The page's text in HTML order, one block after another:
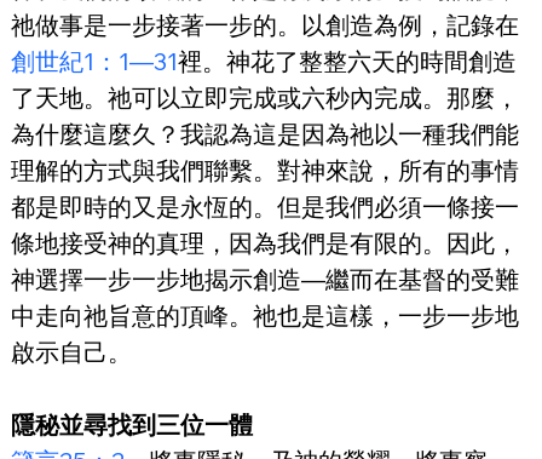
祂做事是一步接著一步的。以創造為例，記錄在
創世紀1：1—31裡。神花了整整六天的時間創造
了天地。祂可以立即完成或六秒內完成。那麼，
為什麼這麼久？我認為這是因為祂以一種我們能
理解的方式與我們聯繫。對神來說，所有的事情
都是即時的又是永恆的。但是我們必須一條接一
條地接受神的真理，因為我們是有限的。因此，
神選擇一步一步地揭示創造—繼而在基督的受難
中走向祂旨意的頂峰。祂也是這樣，一步一步地
啟示自己。
隱秘並尋找到三位一體